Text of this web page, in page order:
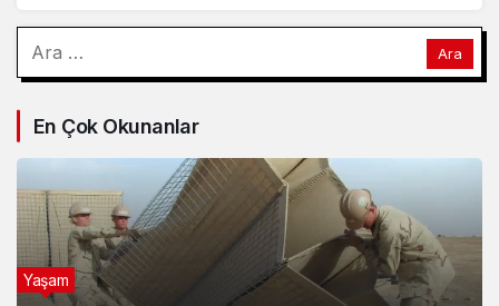
En Çok Okunanlar
Yaşam